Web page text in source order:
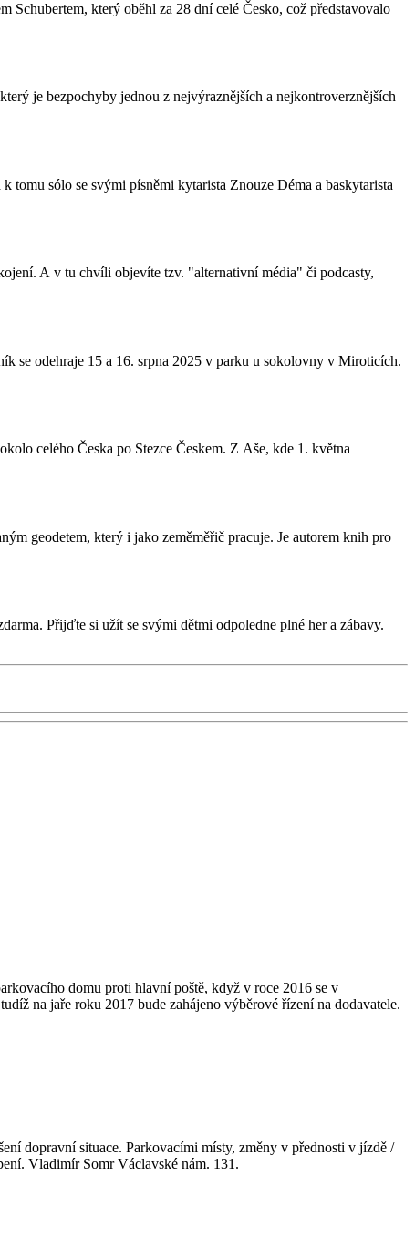
který oběhl za 28 dní celé Česko, což představovalo
je bezpochyby jednou z nejvýraznějších a nejkontroverznějších
sólo se svými písněmi kytarista Znouze Déma a baskytarista
A v tu chvíli objevíte tzv. "alternativní média" či podcasty,
se odehraje 15 a 16. srpna 2025 v parku u sokolovny v Miroticích.
celého Česka po Stezce Českem. Z Aše, kde 1. května
geodetem, který i jako zeměměřič pracuje. Je autorem knih pro
Přijďte si užít se svými dětmi odpoledne plné her a zábavy.
domu proti hlavní poště, když v roce 2016 se v
na jaře roku 2017 bude zahájeno výběrové řízení na dodavatele.
dopravní situace. Parkovacími místy, změny v přednosti v jízdě /
Vladimír Somr Václavské nám. 131.